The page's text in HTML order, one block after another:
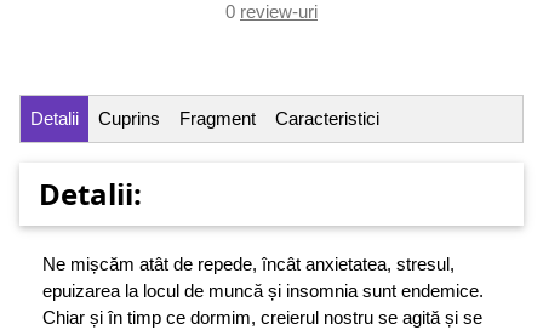
0 review-uri
Detalii Cuprins Fragment Caracteristici
Detalii:
Ne mișcăm atât de repede, încât anxietatea, stresul,
epuizarea la locul de muncă și insomnia sunt endemice.
Chiar și în timp ce dormim, creierul nostru se agită și se